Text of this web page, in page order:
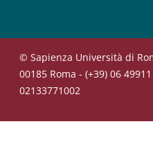
© Sapienza Università di
00185 Roma - (+39) 06
02133771002